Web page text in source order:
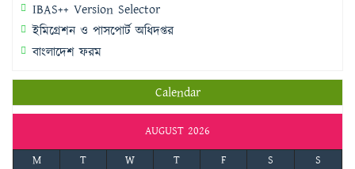
IBAS++ Version Selector
ইমিগ্রেশন ও পাসপোর্ট অধিদপ্তর
বাংলাদেশ ফরম
Calendar
AUGUST 2026
M
T W T F S
S